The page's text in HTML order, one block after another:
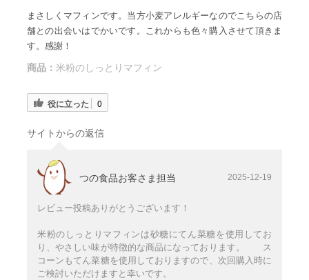
まさしくマフィンです。当方小麦アレルギーなのでこちらの店
舗との出会いはでかいです。これからも色々購入させて頂きま
す。感謝！
商品： 米粉のしっとりマフィン
役に立った 0
サイトからの返信
つの食品お客さま担当 2025-12-19
レビュー投稿ありがとうございます！
米粉のしっとりマフィンは砂糖にてん菜糖を使用してお
り、やさしい味が特徴的な商品になっております。 ス
コーンもてん菜糖を使用しておりますので、次回購入時に
ご検討いただけますと幸いです。